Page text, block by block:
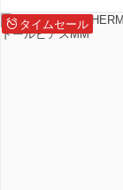
タイムセール